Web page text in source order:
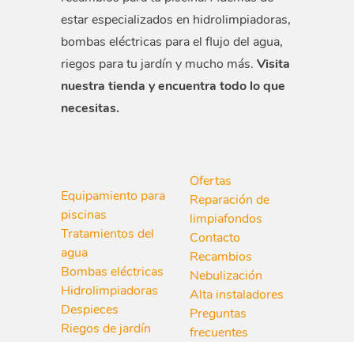
estar especializados en hidrolimpiadoras,
bombas eléctricas para el flujo del agua,
riegos para tu jardín y mucho más. Visita
nuestra tienda y encuentra todo lo que
necesitas.
Equipamiento para
piscinas
Tratamientos del
agua
Bombas eléctricas
Hidrolimpiadoras
Despieces
Riegos de jardín
Ofertas
Reparación de
limpiafondos
Contacto
Recambios
Nebulización
Alta instaladores
Preguntas
frecuentes